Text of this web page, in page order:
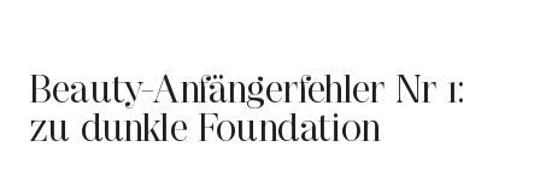
Beauty-Anfängerfehler Nr 1:
zu dunkle Foundation